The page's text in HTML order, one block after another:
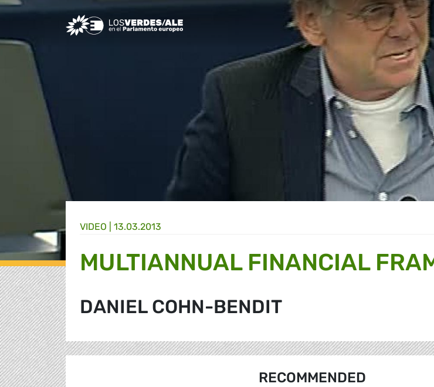
Greens/EFA Home
VIDEO | 13.03.2013
MULTIANNUAL FINANCIAL
DANIEL COHN-BENDIT
RECOMMENDED